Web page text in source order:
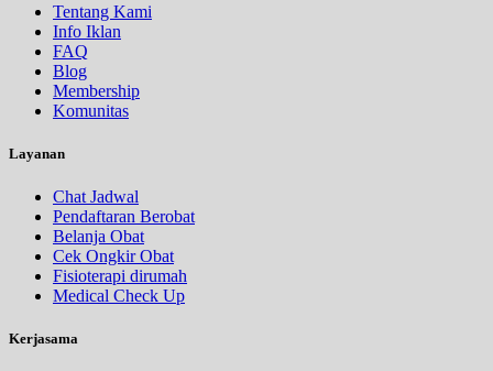
Tentang Kami
Info Iklan
FAQ
Blog
Membership
Komunitas
Layanan
Chat Jadwal
Pendaftaran Berobat
Belanja Obat
Cek Ongkir Obat
Fisioterapi dirumah
Medical Check Up
Kerjasama